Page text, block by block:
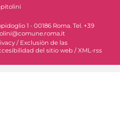
1 - 00186 Roma. Tel. +39
/ Exclusiòn de las
del sitio web / XML-rss